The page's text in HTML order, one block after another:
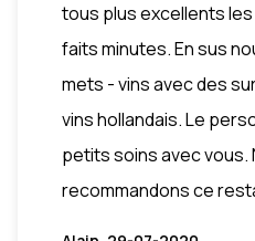
tous plus excellents
faits minutes. En sus
mets - vins avec des
vins hollandais. Le
petits soins avec vous.
recommandons ce